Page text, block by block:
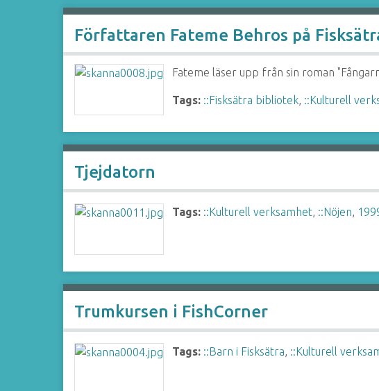
Författaren Fateme Behros på
Fateme läser upp från sin roman
Tags: ::Fisksätra bibliotek, ::Kulturell
Tjejdatorn
Tags: ::Kulturell verksamhet, ::Nöjen,
Trumkursen i FishCorner
Tags: ::Barn i Fisksätra, ::Kulturell